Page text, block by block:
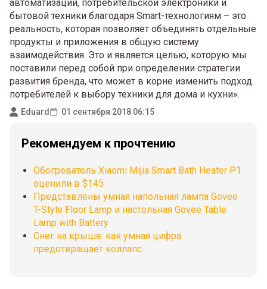
автоматизации, потребительской электроники и
бытовой техники благодаря Smart-технологиям – это
реальность, которая позволяет объединять отдельные
продукты и приложения в общую систему
взаимодействия. Это и является целью, которую мы
поставили перед собой при определении стратегии
развития бренда, что может в корне изменить подход
потребителей к выбору техники для дома и кухни».
Eduard 01 сентября 2018 06:15
Рекомендуем к прочтению
Обогреватель Xiaomi Mijia Smart Bath Heater P1
оценили в $145
Представлены умная напольная лампа Govee
T-Style Floor Lamp и настольная Govee Table
Lamp with Battery
Снег на крыше: как умная цифра
предотвращает коллапс